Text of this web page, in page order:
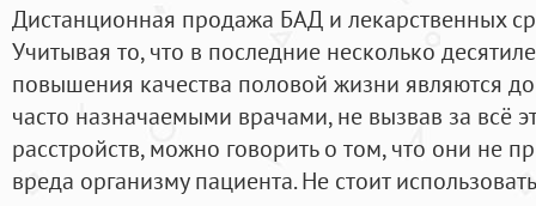
Дистанционная продажа БАД и лекарственных
Учитывая то, что в последние несколько
повышения качества половой жизни являются
часто назначаемыми врачами, не вызвав за всё
расстройств, можно говорить о том, что они не
вреда организму пациента. Не стоит